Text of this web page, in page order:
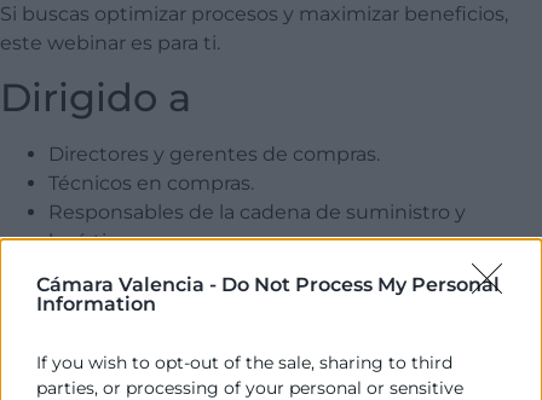
Cámara Valencia - Do Not Process My Personal
Information
If you wish to opt-out of the sale, sharing to third
parties, or processing of your personal or sensitive
Si buscas optimizar procesos y maximizar beneficios,
este webinar es para ti.
Dirigido a
Directores y gerentes de compras.
Técnicos en compras.
Responsables de la cadena de suministro y
logística.
Ejecutivos y consultores interesados en la mejora
de la rentabilidad de las empresas a través de la
Pequeñas y medianas empresas que buscan
mejorar su eficiencia en la compra de materiales o